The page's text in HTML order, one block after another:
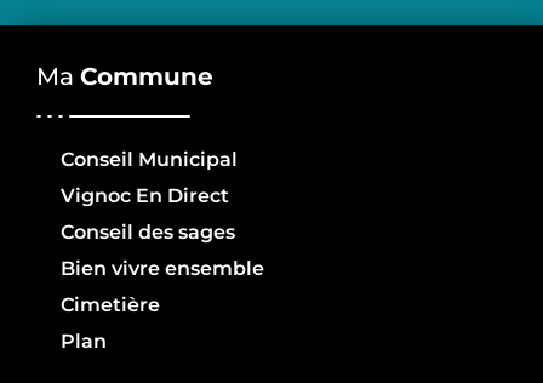
Ma Commune
Conseil Municipal
Vignoc En Direct
Conseil des sages
Bien vivre ensemble
Cimetière
Plan